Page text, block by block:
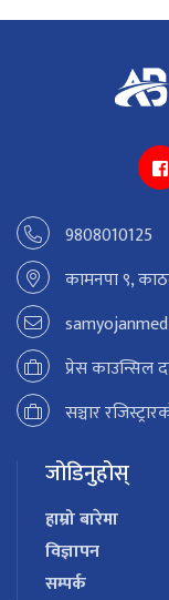
9808010125
कामनपा ९,
प्रेस काउन्सिल
सञ्चार
जोडिनुहोस्
हाम्रो बारेमा
विज्ञापन
सम्पर्क